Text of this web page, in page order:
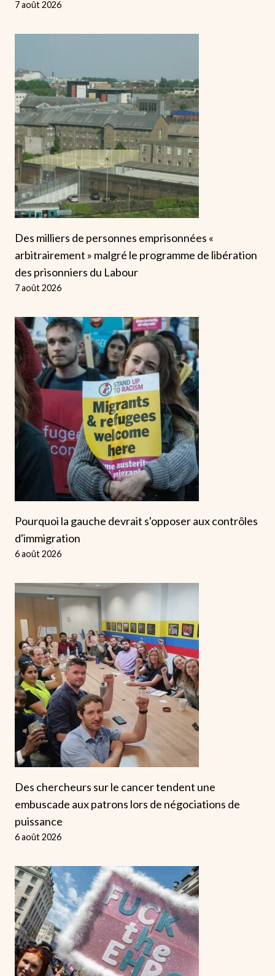
7 août 2026
Des milliers de personnes emprisonnées «
arbitrairement » malgré le programme de libération
des prisonniers du Labour
7 août 2026
Pourquoi la gauche devrait s'opposer aux contrôles
d'immigration
6 août 2026
Des chercheurs sur le cancer tendent une
embuscade aux patrons lors de négociations de
puissance
6 août 2026